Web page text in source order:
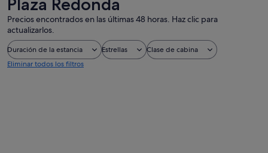
Plaza Redonda
Precios encontrados en las últimas 48 horas. Haz clic para
actualizarlos.
Duración de la estancia Estrellas
Clase de cabina
Eliminar todos los filtros